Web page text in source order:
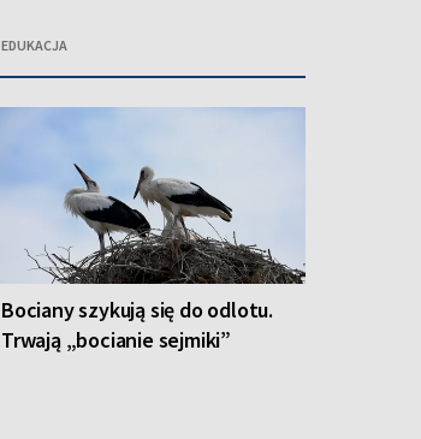
EDUKACJA
Bociany szykują się do odlotu.
Trwają „bocianie sejmiki”